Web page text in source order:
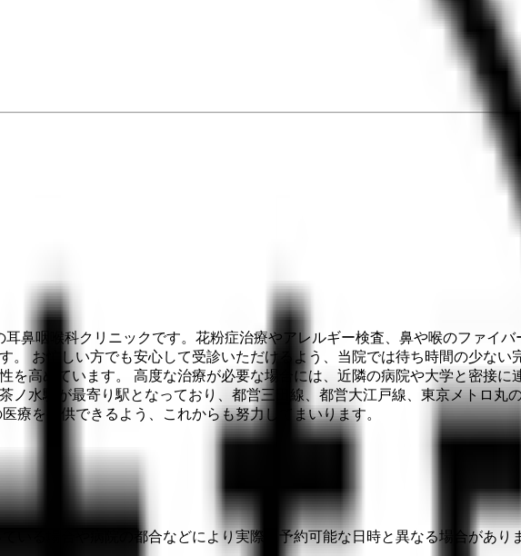
鼻咽喉科クリニックです。花粉症治療やアレルギー検査、鼻や喉のファイ
。 お忙しい方でも安心して受診いただけるよう、当院では待ち時間の少ない
を高めています。 高度な治療が必要な場合には、近隣の病院や大学と密接に
水駅が最寄り駅となっており、都営三田線、都営大江戸線、東京メトロ丸
療を提供できるよう、これからも努力してまいります。
いる場合や病院の都合などにより実際に予約可能な日時と異なる場合があり